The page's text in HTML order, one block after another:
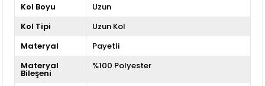
Kol Boyu
Uzun
Kol Tipi
Uzun Kol
Materyal
Payetli
Materyal
Bileşeni
%100 Polyester